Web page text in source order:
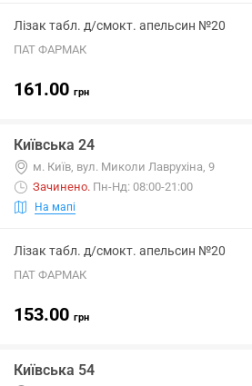
Лізак табл. д/смокт. апельсин №20
ПАТ ФАРМАК
161.00 грн
Київська 24
м. Київ, вул. Миколи Лаврухіна, 9
Зачинено. Пн-Нд: 08:00-21:00
На мапі
Лізак табл. д/смокт. апельсин №20
ПАТ ФАРМАК
153.00 грн
Київська 54